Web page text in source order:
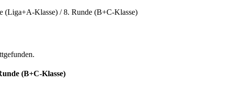
(Liga+A-Klasse) / 8. Runde (B+C-Klasse)
(B+C-Klasse)